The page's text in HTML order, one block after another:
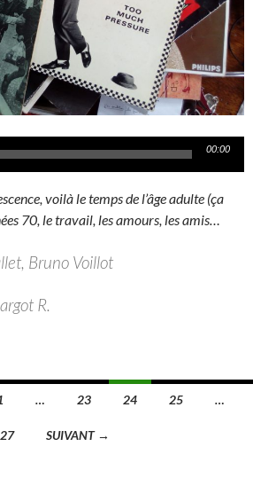
00:00
voilà le temps de l’âge adulte (ça
70, le travail, les amours, les amis…
Bruno Voillot
R.
… 23 24 25 …
27 SUIVANT →